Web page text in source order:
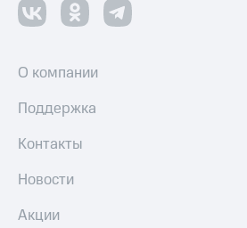
О компании
Поддержка
Контакты
Новости
Акции